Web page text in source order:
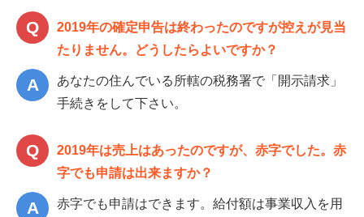
2019年の確定申告は終わったのですが控えが見当
たりません。どうしたらよいですか？
あなたの住んでいる所轄の税務署で「開示請求」
手続きをして下さい。
2019年は売上はあったのですが、赤字でした。赤
字でも申請は出来ますか？
赤字でも申請はできます。給付額は事業収入を用